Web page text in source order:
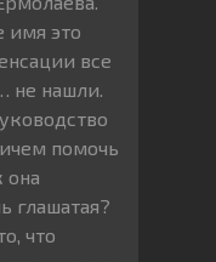
имя это
все
не нашли.
помочь
она
глашатая?
что